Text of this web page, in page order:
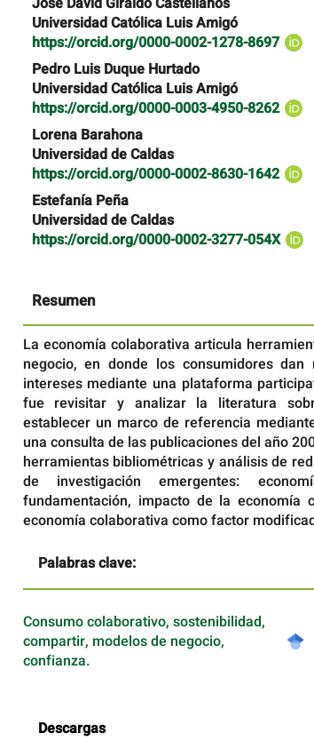
principal
del
artículo
Universidad Católica Luis Amigó
https://orcid.org/0000-0002-1278-8697
Pedro Luis Duque Hurtado
Universidad Católica Luis Amigó
https://orcid.org/0000-0003-4950-8262
Lorena Barahona
Universidad de Caldas
https://orcid.org/0000-0002-8630-1642
Estefanía Peña
Universidad de Caldas
https://orcid.org/0000-0002-3277-054X
Resumen
La economía colaborativa articula
negocio, en donde los consumidores
intereses mediante una plataforma
fue revisitar y analizar la literatura
establecer un marco de referencia
una consulta de las publicaciones del año
herramientas bibliométricas y análisis de
de investigación emergentes:
fundamentación, impacto de la economía
economía colaborativa como factor
Palabras clave:
Consumo colaborativo, sostenibilidad,
compartir, modelos de negocio,
confianza.
Descargas